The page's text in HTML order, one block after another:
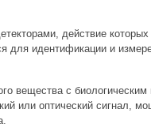
действие
для идентификации и
вещества с
или оптический сигнал,